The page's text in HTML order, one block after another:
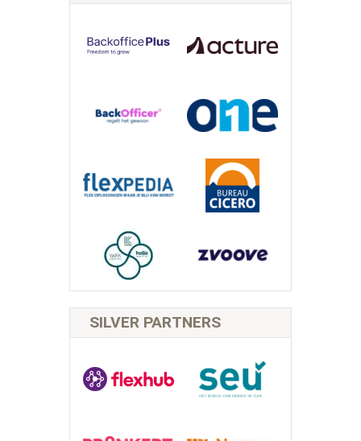
SILVER PARTNERS